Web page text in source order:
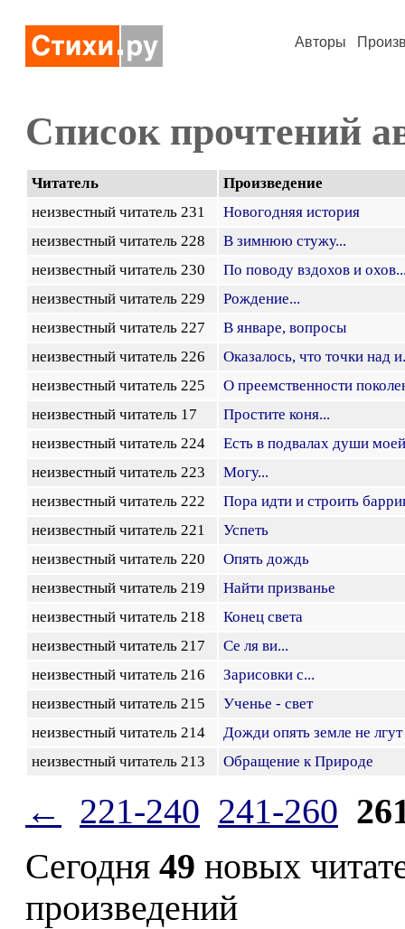
Авторы
Список прочтений
Читатель
Произведение
неизвестный читатель 231
Новогодняя история
неизвестный читатель 228
В зимнюю стужу...
неизвестный читатель 230
По поводу вздохов и
неизвестный читатель 229
Рождение...
неизвестный читатель 227
В январе, вопросы
неизвестный читатель 226
Оказалось, что точки над
неизвестный читатель 225
О преемственности
неизвестный читатель 17
Простите коня...
неизвестный читатель 224
Есть в подвалах души моей
неизвестный читатель 223
Могу...
неизвестный читатель 222
Пора идти и строить
неизвестный читатель 221
Успеть
неизвестный читатель 220
Опять дождь
неизвестный читатель 219
Найти призванье
неизвестный читатель 218
Конец света
неизвестный читатель 217
Се ля ви...
неизвестный читатель 216
Зарисовки с...
неизвестный читатель 215
Ученье - свет
неизвестный читатель 214
Дожди опять земле не лгут
неизвестный читатель 213
Обращение к Природе
← 221-240 241-260
Сегодня 49 новых
произведений